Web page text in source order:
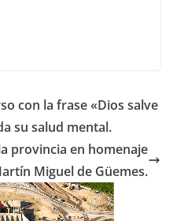
con la frase «Dios salve
su salud mental.
provincia en homenaje
Miguel de Güemes.